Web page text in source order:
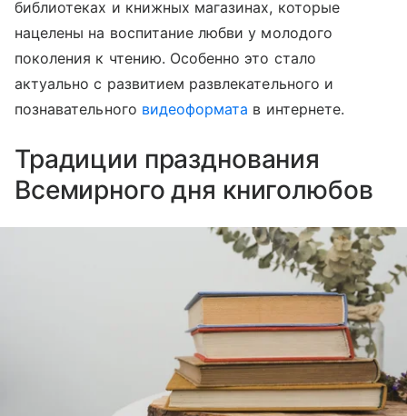
библиотеках и книжных магазинах, которые
нацелены на воспитание любви у молодого
поколения к чтению. Особенно это стало
актуально с развитием развлекательного и
познавательного видеоформата в интернете.
Традиции празднования
Всемирного дня книголюбов